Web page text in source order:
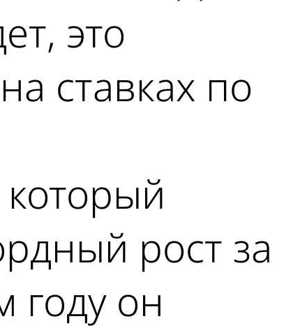
это
ставках по
рост за
году он